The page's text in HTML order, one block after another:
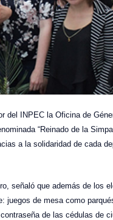
del INPEC la Oficina de
“Reinado de la
a la solidaridad de cada
señaló que además de los
juegos de mesa como
de las cédulas de